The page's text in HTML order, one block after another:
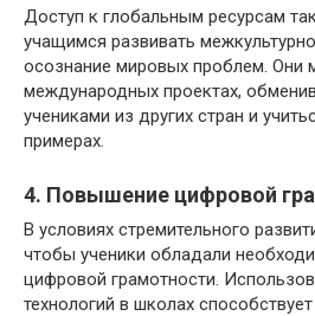
Доступ к глобальным ресурсам
учащимся развивать
осознание мировых проблем. Они
международных проектах,
учениками из других стран и
примерах.
4. Повышение цифровой
В условиях стремительного
чтобы ученики обладали
цифровой грамотности.
технологий в школах